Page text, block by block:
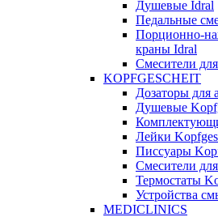
Душевые Idral
Педальные
Порционно-
краны Idral
Смеcители
KOPFGESCHEIT
Дозаторы для
Душевые
Лейки
Писсуары
Смесители
Термостаты
Устройства
MEDICLINICS